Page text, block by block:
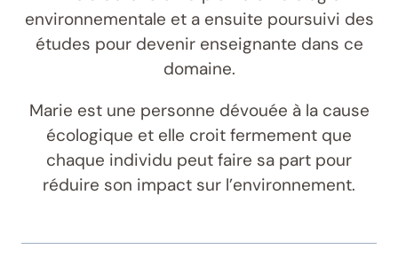
environnementale et a ensuite poursuivi des
études pour devenir enseignante dans ce
domaine.
Marie est une personne dévouée à la cause
écologique et elle croit fermement que
chaque individu peut faire sa part pour
réduire son impact sur l’environnement.